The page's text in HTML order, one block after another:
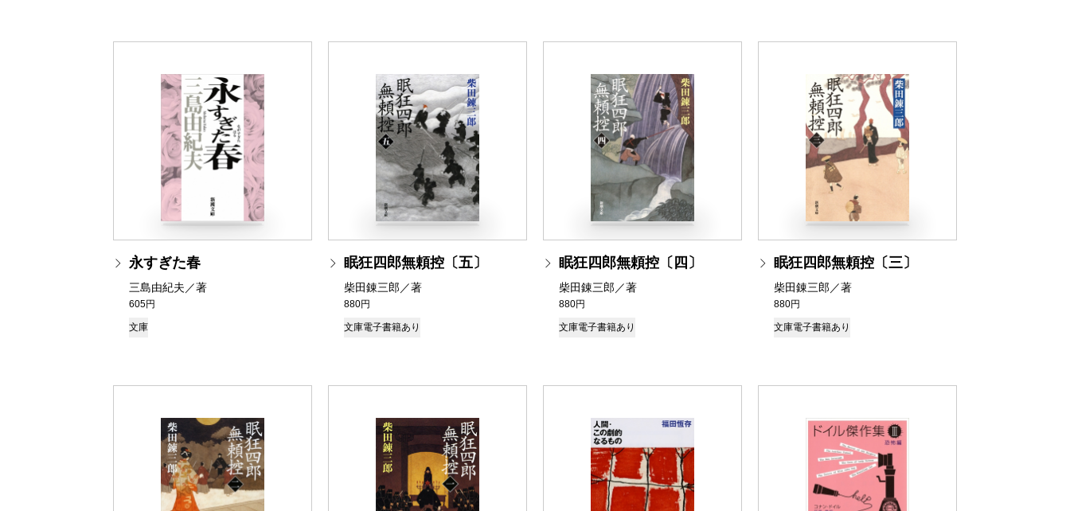
永すぎた春
三島由紀夫／著
605円
文庫
眠狂四郎無頼控〔五〕
柴田錬三郎／著
880円
文庫電子書籍あり
眠狂四郎無頼控〔四〕
柴田錬三郎／著
880円
文庫電子書籍あり
眠狂四郎無頼控〔三〕
柴田錬三郎／著
880円
文庫電子書籍あり